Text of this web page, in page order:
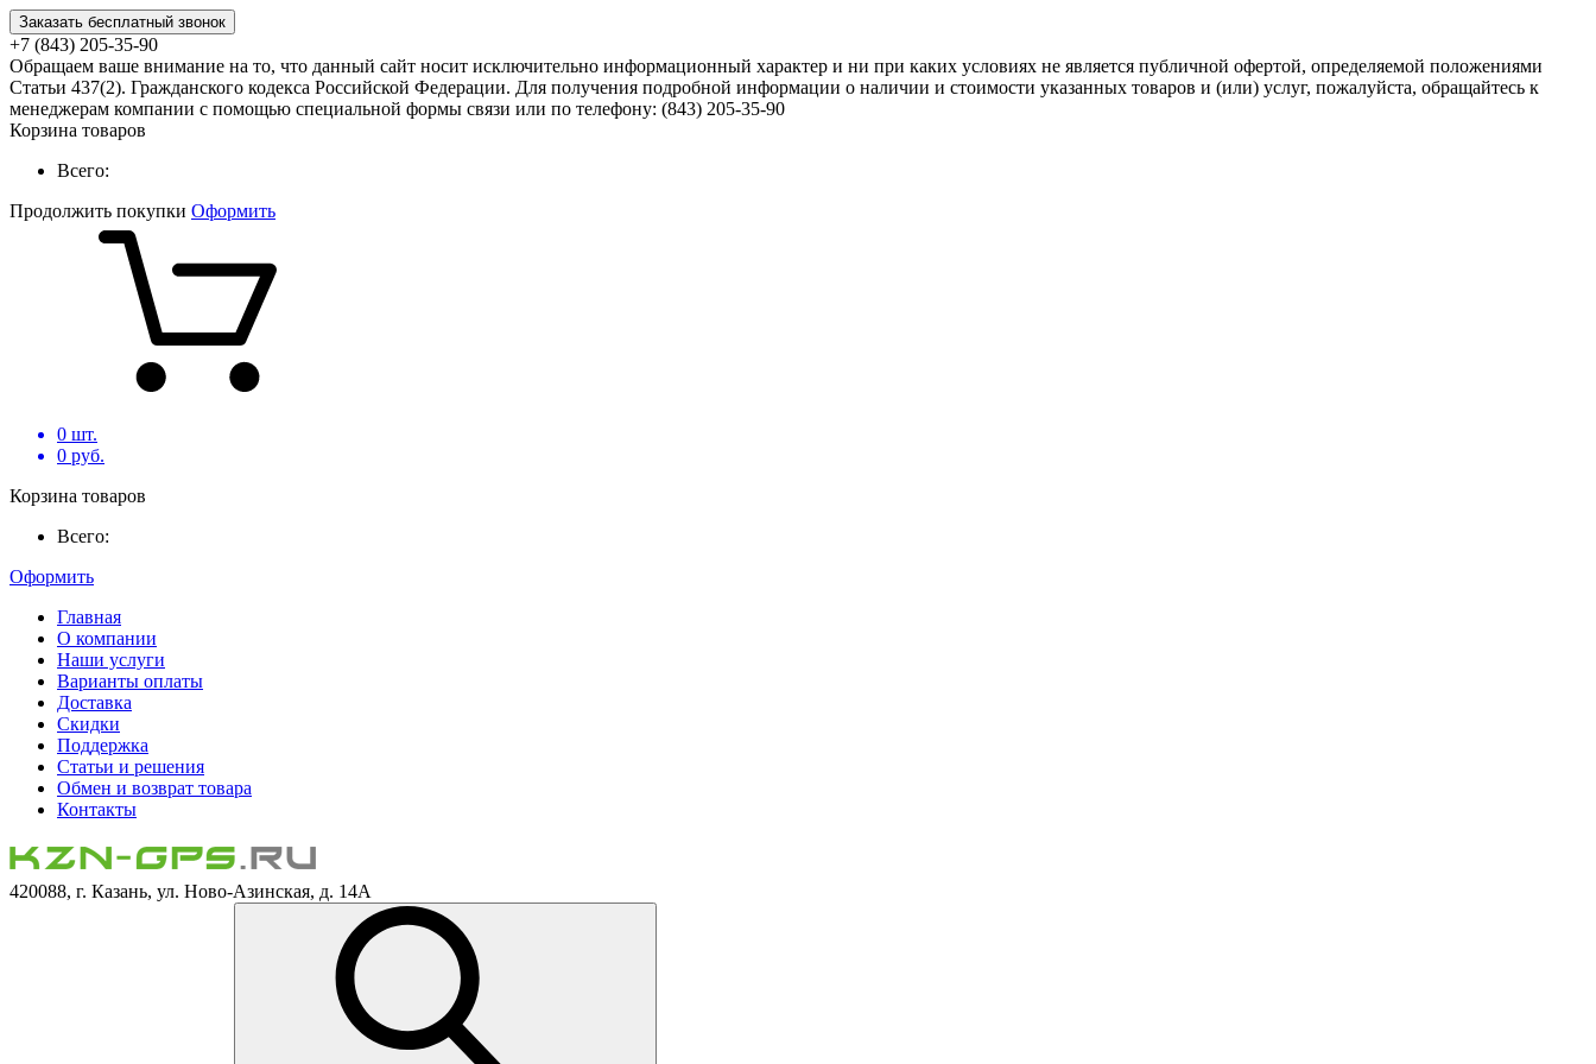
Заказать бесплатный звонок
+7 (843) 205-35-90
Обращаем ваше внимание на то, что данный сайт носит исключительно информационный характер и ни при каких условиях не является публичной офертой, определяемой положениями
Статьи 437(2). Гражданского кодекса Российской Федерации. Для получения подробной информации о наличии и стоимости указанных товаров и (или) услуг, пожалуйста, обращайтесь к
менеджерам компании с помощью специальной формы связи или по телефону: (843) 205-35-90
Корзина товаров
Всего:
Продолжить покупки Оформить
0 шт.
0 руб.
Корзина товаров
Всего:
Оформить
Главная
О компании
Наши услуги
Варианты оплаты
Доставка
Скидки
Поддержка
Статьи и решения
Обмен и возврат товара
Контакты
420088, г. Казань, ул. Ново-Азинская, д. 14А